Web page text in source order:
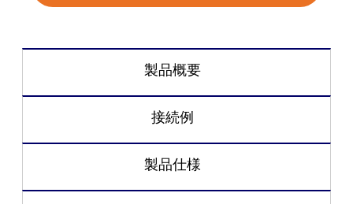
製品概要
接続例
製品仕様